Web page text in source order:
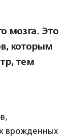
мозга. Это
которым
тем
врожденных